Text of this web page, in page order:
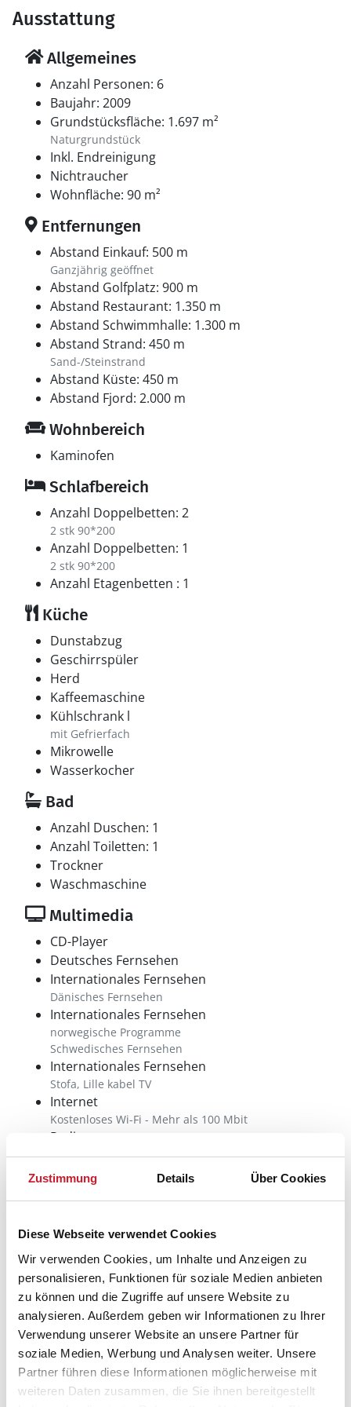
Zustimmung Details Über Cookies
Diese Webseite verwendet Cookies
Wir verwenden Cookies, um Inhalte und Anzeigen zu
personalisieren, Funktionen für soziale Medien anbieten
zu können und die Zugriffe auf unsere Website zu
analysieren. Außerdem geben wir Informationen zu Ihrer
Verwendung unserer Website an unsere Partner für
soziale Medien, Werbung und Analysen weiter. Unsere
Partner führen diese Informationen möglicherweise mit
weiteren Daten zusammen, die Sie ihnen bereitgestellt
Ausstattung
Allgemeines
Anzahl Personen: 6
Baujahr: 2009
Grundstücksfläche: 1.697 m²
Naturgrundstück
Inkl. Endreinigung
Nichtraucher
Wohnfläche: 90 m²
Entfernungen
Abstand Einkauf: 500 m
Ganzjährig geöffnet
Abstand Golfplatz: 900 m
Abstand Restaurant: 1.350 m
Abstand Schwimmhalle: 1.300 m
Abstand Strand: 450 m
Sand-/Steinstrand
Abstand Küste: 450 m
Abstand Fjord: 2.000 m
Wohnbereich
Kaminofen
Schlafbereich
Anzahl Doppelbetten: 2
2 stk 90*200
Anzahl Doppelbetten: 1
2 stk 90*200
Anzahl Etagenbetten : 1
Küche
Dunstabzug
Geschirrspüler
Herd
Kaffeemaschine
Kühlschrank l
mit Gefrierfach
Mikrowelle
Wasserkocher
Bad
Anzahl Duschen: 1
Anzahl Toiletten: 1
Trockner
Waschmaschine
Multimedia
CD-Player
Deutsches Fernsehen
Internationales Fernsehen
Dänisches Fernsehen
Internationales Fernsehen
norwegische Programme
Schwedisches Fernsehen
Internationales Fernsehen
Stofa, Lille kabel TV
Internet
Kostenloses Wi-Fi - Mehr als 100 Mbit
Radio
Aussenbereich
Gartenmöbel
Terrasse: 1 m²
Überdachte Terrasse
Sonstiges
Bei diesem Haus inkl.